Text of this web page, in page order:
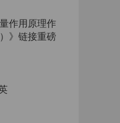
作用原理作
》链接重磅